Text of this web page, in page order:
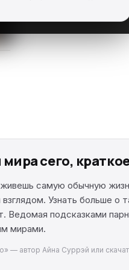
сего,
самую обычную
Узнать больше о
Ведомая подсказками
мирами.
— автор Айна Суррэй или